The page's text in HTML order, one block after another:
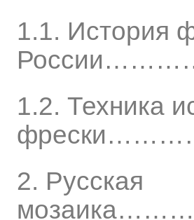
1.1. История
1.2. Техника
2. Русская